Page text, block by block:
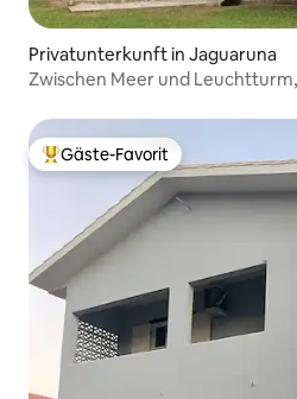
Privatunterkunft in Jaguaruna
Zwischen Meer und
Beliebter Gäste-Favorit.
Gäste-Favorit